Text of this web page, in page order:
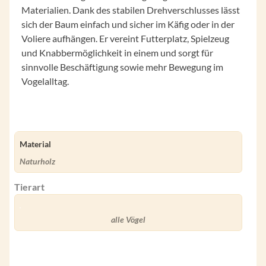
Materialien. Dank des stabilen Drehverschlusses lässt
sich der Baum einfach und sicher im Käfig oder in der
Voliere aufhängen. Er vereint Futterplatz, Spielzeug
und Knabbermöglichkeit in einem und sorgt für
sinnvolle Beschäftigung sowie mehr Bewegung im
Vogelalltag.
Material
Naturholz
Tierart
alle Vögel